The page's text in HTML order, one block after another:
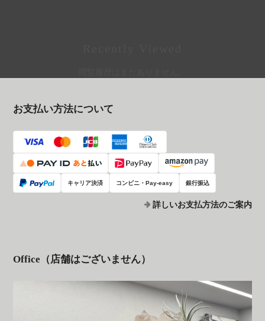
お支払い方法について
キャリア決済 コンビニ・Pay-easy 銀行振込
詳しいお支払方法のご案内
Office（店舗はございません）